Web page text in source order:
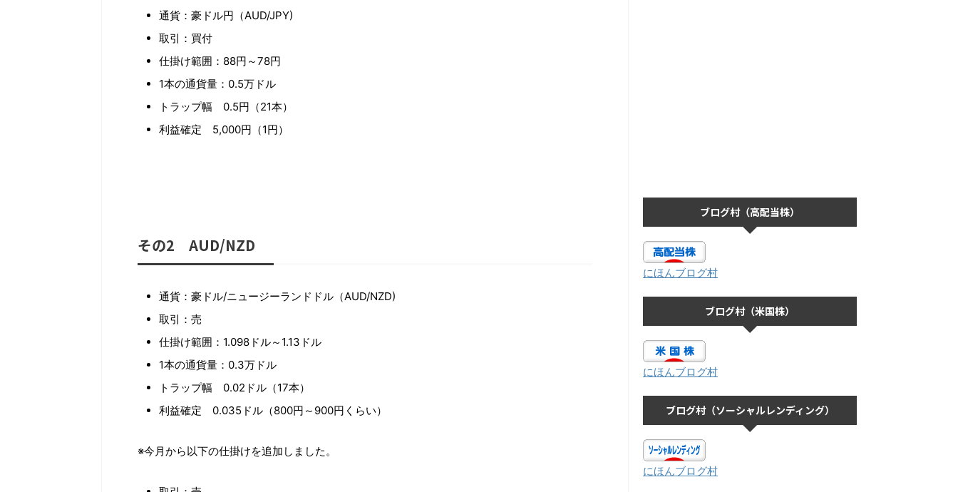
通貨：豪ドル円（AUD/JPY)
取引：買付
仕掛け範囲：88円～78円
1本の通貨量：0.5万ドル
トラップ幅 0.5円（21本）
利益確定 5,000円（1円）
その2 AUD/NZD
通貨：豪ドル/ニュージーランドドル（AUD/NZD)
取引：売
仕掛け範囲：1.098ドル～1.13ドル
1本の通貨量：0.3万ドル
トラップ幅 0.02ドル（17本）
利益確定 0.035ドル（800円～900円くらい）
※今月から以下の仕掛けを追加しました。
ブログ村（高配当株）
にほんブログ村
ブログ村（米国株）
にほんブログ村
ブログ村（ソーシャルレンディング）
にほんブログ村